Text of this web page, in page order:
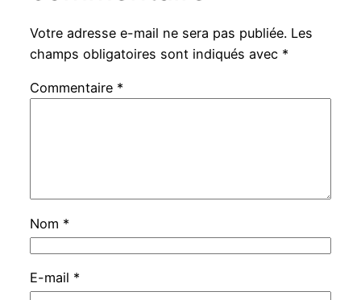
Votre adresse e-mail ne sera pas publiée. Les
champs obligatoires sont indiqués avec *
Commentaire *
Nom *
E-mail *